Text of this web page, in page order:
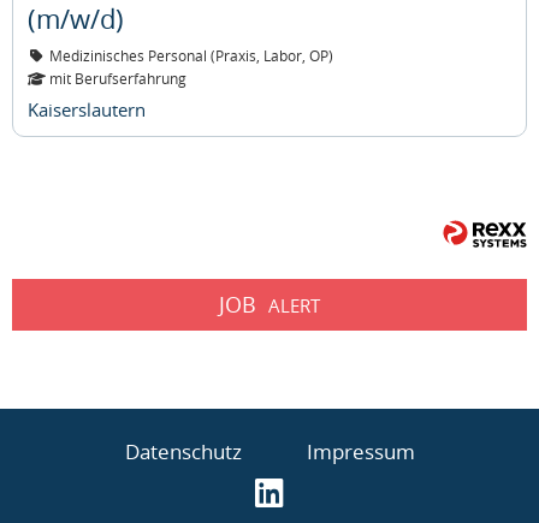
(m/w/d)
Medizinisches Personal (Praxis, Labor, OP)
mit Berufserfahrung
Kaiserslautern
JOB ALERT
Datenschutz Impressum